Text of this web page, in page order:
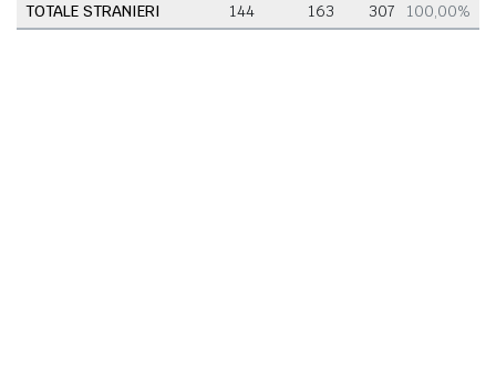
TOTALE STRANIERI
144 163 307 100,00%